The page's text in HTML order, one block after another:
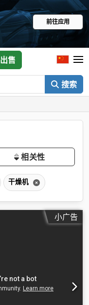
前往应用
搜索
出售
相关性
干燥机
小广告